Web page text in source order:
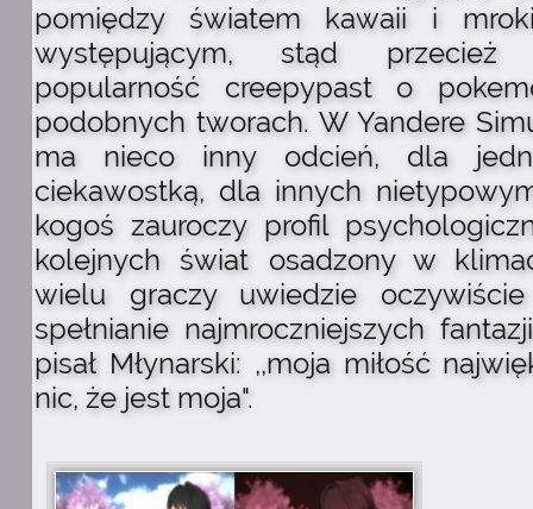
pomiędzy światem kawaii i
występującym, stąd
popularność creepypast o
podobnych tworach. W Yandere
ma nieco inny odcień, dla
ciekawostką, dla innych
kogoś zauroczy profil
kolejnych świat osadzony w
wielu graczy uwiedzie
spełnianie najmroczniejszych
pisał Młynarski: ,,moja miłość
nic, że jest moja".